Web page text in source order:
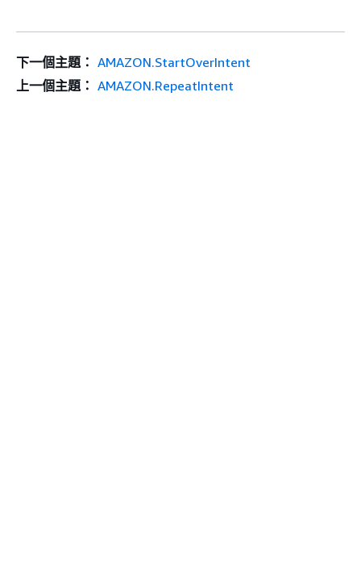
下一個主題： AMAZON.StartOverIntent
上一個主題： AMAZON.RepeatIntent